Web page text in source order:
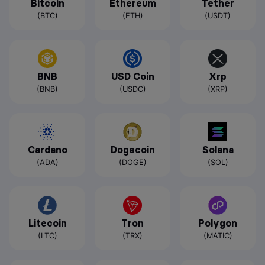
Bitcoin
(BTC)
Ethereum
(ETH)
Tether
(USDT)
BNB
(BNB)
USD Coin
(USDC)
Xrp
(XRP)
Cardano
(ADA)
Dogecoin
(DOGE)
Solana
(SOL)
Litecoin
(LTC)
Tron
(TRX)
Polygon
(MATIC)